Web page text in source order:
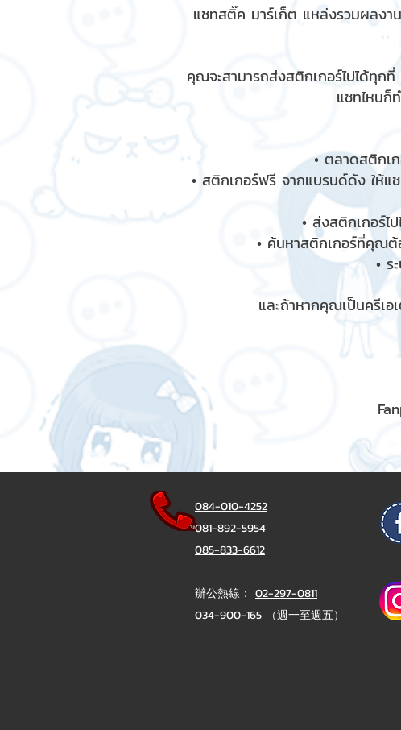
แชทสติ๊ค มาร์เก็ต แหล่งรวมผลงา
คุณจะสามารถส่งสติกเกอร์ไปได้ทุกที่
แชทไหนก็
• ตลาดสติกเ
• สติกเกอร์ฟรี จากแบรนด์ดัง ให้
• ส่งสติกเกอร์
• ค้นหาสติกเกอร์ที่คุณต้
• ร
และถ้าหากคุณเป็นครีเอ
084-010-4252
081-892-5954
085-833-6612
辦公熱線： 02-297-0811
034-900-165 （週一至週五）